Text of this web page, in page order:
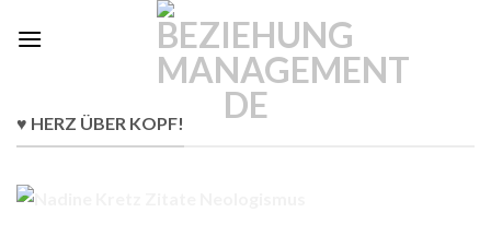
♥ HERZ ÜBER KOPF!